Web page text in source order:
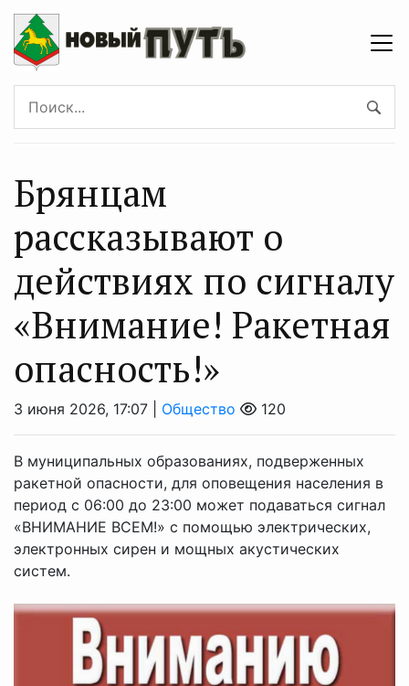
Брянцaм
рассказывают о
действиях по сигналу
«Внимaние! Ракетнaя
опасность!»
3 июня 2026, 17:07 | Общество 120
В муниципальных образованиях, подверженных
ракетной опасности, для оповещения населения в
период с 06:00 до 23:00 может подаваться сигнал
«ВНИМАНИЕ ВСЕМ!» с помощью электрических,
электронных сирен и мощных акустических
систем.